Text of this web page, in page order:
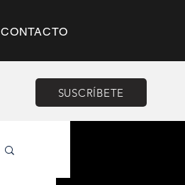
CONTACTO
SUSCRÍBETE